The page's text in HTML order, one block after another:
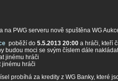
na PWG serveru nově spuštěna WG
poběží do 5.5.2013 20:00 a hráči, kteří
budou moci se svým číslem dále
jinému hráči
jinému hráči
probíhá za kredity z WG Banky, které